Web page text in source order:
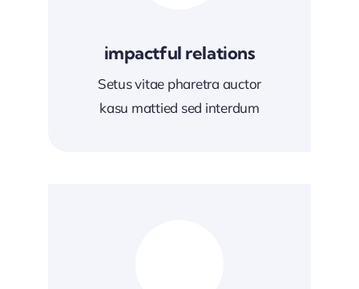
impactful relations
Setus vitae pharetra auctor
kasu mattied sed interdum